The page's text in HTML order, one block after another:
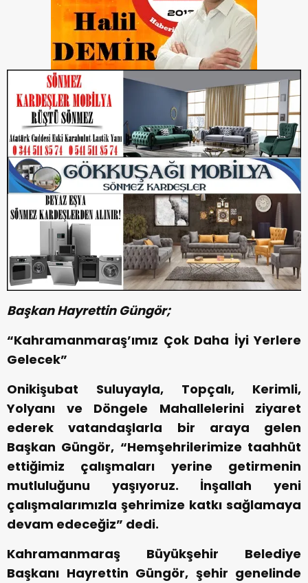
Başkan Hayrettin Güngör;
“Kahramanmaraş’ımız Çok Daha İyi Yerlere
Gelecek”
Onikişubat Suluyayla, Topçalı, Kerimli,
Yolyanı ve Döngele Mahallelerini ziyaret
ederek vatandaşlarla bir araya gelen
Başkan Güngör, “Hemşehrilerimize taahhüt
ettiğimiz çalışmaları yerine getirmenin
mutluluğunu yaşıyoruz. İnşallah yeni
çalışmalarımızla şehrimize katkı sağlamaya
devam edeceğiz” dedi.
Kahramanmaraş Büyükşehir Belediye
Başkanı Hayrettin Güngör, şehir genelinde